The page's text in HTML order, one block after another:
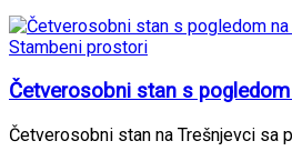
Stambeni prostori
Četverosobni stan s
Četverosobni stan na Trešnjevci sa